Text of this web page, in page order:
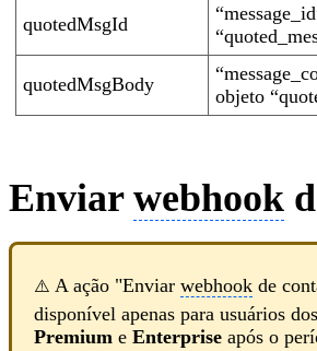
quotedMsgId
quotedMsgBody
objeto
Enviar webhook
⚠️ A ação "Enviar webhook de
disponível apenas para usuários
Premium e Enterprise após o